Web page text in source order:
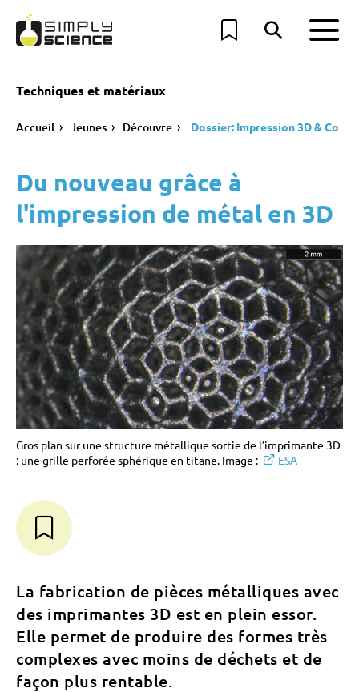
Techniques et matériaux
Accueil Jeunes Découvre Dossier: Impression 3D & Co
Du nouveau grâce à
l'impression de métal en 3D
Gros plan sur une structure métallique sortie de l’imprimante 3D
: une grille perforée sphérique en titane. Image :
ESA
La fabrication de pièces métalliques avec
des imprimantes 3D est en plein essor.
Elle permet de produire des formes très
complexes avec moins de déchets et de
façon plus rentable.